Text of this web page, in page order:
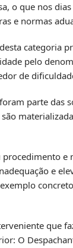
o que nos
e normas
categoria
pelo
de
parte das
e
que
O